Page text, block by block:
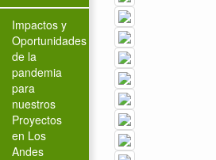
Impactos y
Oportunidades
de la
pandemia
para
nuestros
Proyectos
en Los
Andes